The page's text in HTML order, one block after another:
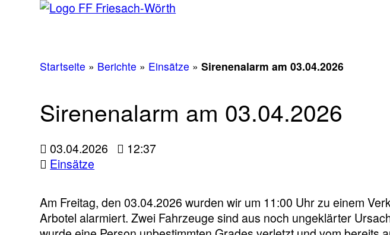
Startseite » Berichte » Einsätze »Sirenenalarm am 03.04.2026
Sirenenalarm am 03.04.2026
03.04.2026
12:37
Einsätze
Am Freitag, den 03.04.2026 wurden wir um 11:00 Uhr zu einem
Arbotel alarmiert. Zwei Fahrzeuge sind aus noch ungeklärter